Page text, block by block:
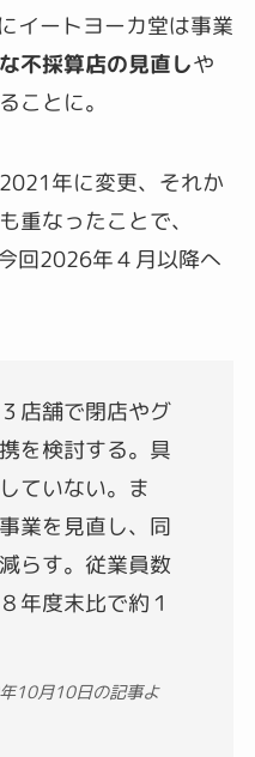
イートヨーカ堂は事業
不採算店の見直しや
ことに。
年に変更、それか
重なったことで、
回2026年４月以降へ
店舗で閉店やグ
を検討する。具
ていない。ま
業を見直し、同
らす。従業員数
年度末比で約１
10月10日の記事よ